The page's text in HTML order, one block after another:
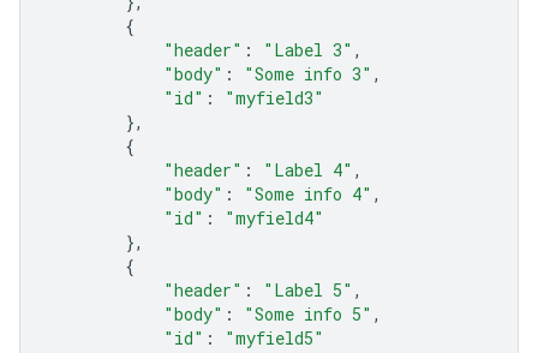
{
"header" : "Label 3" ,
"body" : "Some info 3" ,
"id" :
"myfield3"
},
{
"header" : "Label 4" ,
"body" : "Some info 4" ,
"id" :
"myfield4"
},
{
"header" : "Label 5" ,
"body" : "Some info 5" ,
"id" :
"myfield5"